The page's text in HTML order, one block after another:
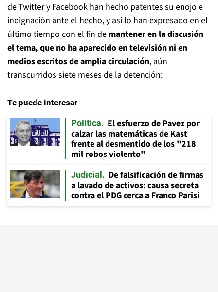
de Twitter y Facebook han hecho patentes su enojo e
indignación ante el hecho, y así lo han expresado en el
último tiempo con el fin de mantener en la discusión
el tema, que no ha aparecido en televisión ni en
medios escritos de amplia circulación, aún
transcurridos siete meses de la detención:
Te puede interesar
Política
El esfuerzo de Pavez por
calzar las matemáticas de Kast
frente al desmentido de los "218
mil robos violento"
Judicial
De falsificación de firmas
a lavado de activos: causa secreta
contra el PDG cerca a Franco Parisi